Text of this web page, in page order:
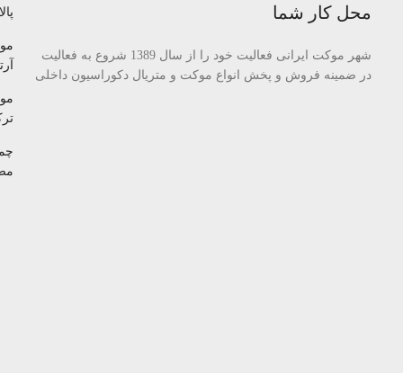
محل کار شما
شهر موکت ایرانی فعالیت خود را از سال 1389 شروع به فعالیت
در ضمینه فروش و پخش انواع موکت و متریال دکوراسیون داخلی